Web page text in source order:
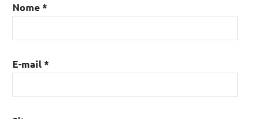
Nome*
E-mail*